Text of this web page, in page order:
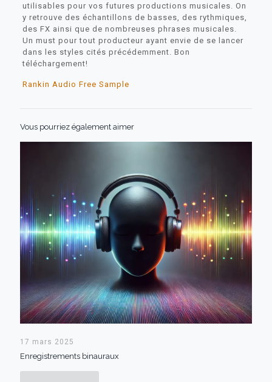
utilisables pour vos futures productions musicales. On
y retrouve des échantillons de basses, des rythmiques,
des FX ainsi que de nombreuses phrases musicales.
Un must pour tout producteur ayant envie de se lancer
dans les styles cités précédemment. Bon
téléchargement!
Rankin Audio Free Sample
Vous pourriez également aimer
17 mars 2025
Enregistrements binauraux